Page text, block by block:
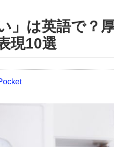
」は英語で？
現10選